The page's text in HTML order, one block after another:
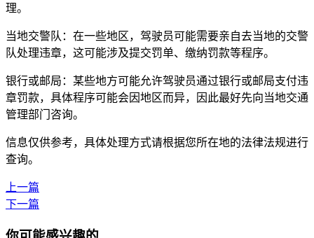
理。
当地交警队：在一些地区，驾驶员可能需要亲自去当地的交警
队处理违章，这可能涉及提交罚单、缴纳罚款等程序。
银行或邮局：某些地方可能允许驾驶员通过银行或邮局支付违
章罚款，具体程序可能会因地区而异，因此最好先向当地交通
管理部门咨询。
信息仅供参考，具体处理方式请根据您所在地的法律法规进行
查询。
上一篇
下一篇